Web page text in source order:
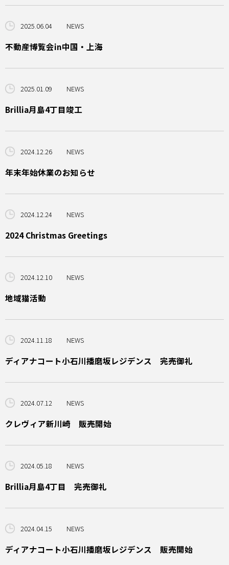
2025.06.04 NEWS
不動産博覧会in中国・上海
2025.01.09 NEWS
Brillia月島4丁目竣工
2024.12.26 NEWS
年末年始休業のお知らせ
2024.12.24 NEWS
2024 Christmas Greetings
2024.12.10 NEWS
地域猫活動
2024.11.18 NEWS
ディアナコート小石川播磨坂レジデンス 完売御礼
2024.07.12 NEWS
クレヴィア新川崎 販売開始
2024.05.18 NEWS
Brillia月島4丁目 完売御礼
2024.04.15 NEWS
ディアナコート小石川播磨坂レジデンス 販売開始